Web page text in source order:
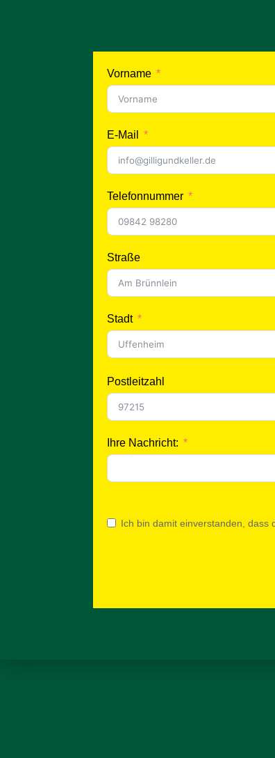
Vorname
E-Mail
Telefonnummer
Straße
Stadt
Postleitzahl
Ihre Nachricht:
Ich bin damit einverstanden, dass